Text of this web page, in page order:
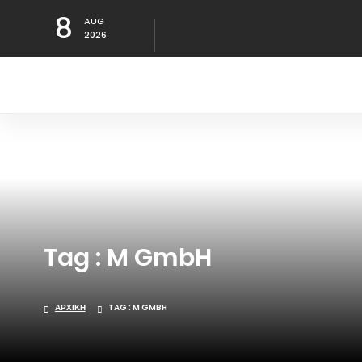
8
AUG
2026
Tag : M GmbH
ΑΡΧΙΚΉ TAG : M GMBH